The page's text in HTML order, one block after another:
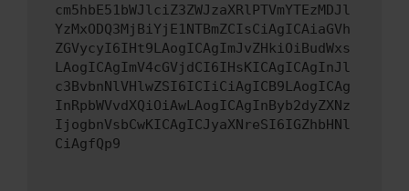
cm5hbE51bWJlciZ3ZWJzaXRlPTVmYTEzMDJl
YzMxODQ3MjBiYjE1NTBmZCIsCiAgICAiaGVh
ZGVycyI6IHt9LAogICAgImJvZHkiOiBudWxs
LAogICAgImV4cGVjdCI6IHsKICAgICAgInJl
c3BvbnNlVHlwZSI6ICIiCiAgICB9LAogICAg
InRpbWVvdXQiOiAwLAogICAgInByb2dyZXNz
IjogbnVsbCwKICAgICJyaXNreSI6IGZhbHNl
CiAgfQp9